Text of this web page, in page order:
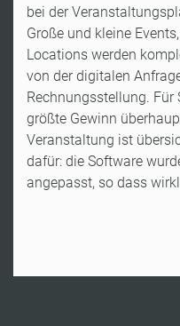
bei der
Große und kleine
Locations werden
von der digitalen
Rechnungsstellung. Für
größte Gewinn
Veranstaltung ist
dafür: die Software
angepasst, so dass